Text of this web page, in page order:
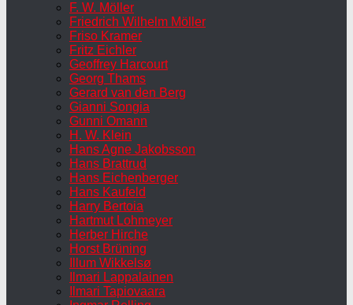
F. W. Möller
Friedrich Wilhelm Möller
Friso Kramer
Fritz Eichler
Geoffrey Harcourt
Georg Thams
Gerard van den Berg
Gianni Songia
Gunni Omann
H. W. Klein
Hans Agne Jakobsson
Hans Brattrud
Hans Eichenberger
Hans Kaufeld
Harry Bertoia
Hartmut Lohmeyer
Herber Hirche
Horst Brüning
Illum Wikkelsø
Ilmari Lappalainen
Ilmari Tapiovaara